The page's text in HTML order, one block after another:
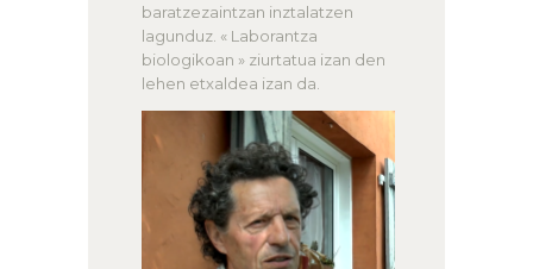
baratzezaintzan inztalatzen
lagunduz. « Laborantza
biologikoan » ziurtatua izan den
lehen etxaldea izan da.